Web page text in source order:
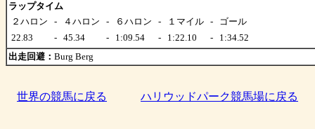
ラップタイム
２ハロン
- ４ハロン - ６ハロン - １マイル -
ゴール
22.83
- 45.34 - 1:09.54 - 1:22.10 -
1:34.52
出走回避： Burg Berg
世界の競馬に戻る ハリウッドパーク競馬場に戻る